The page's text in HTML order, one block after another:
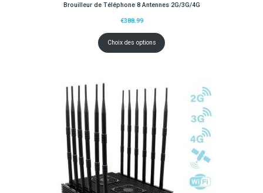
Brouilleur de Téléphone 8 Antennes 2G/3G/4G
€388.99
Choix des options